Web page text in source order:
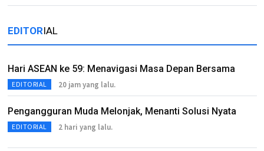
EDITORIAL
Hari ASEAN ke 59: Menavigasi Masa Depan Bersama
EDITORIAL 20 jam yang lalu.
Pengangguran Muda Melonjak, Menanti Solusi Nyata
EDITORIAL 2 hari yang lalu.